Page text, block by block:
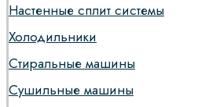
Настенные сплит системы
Холодильники
Стиральные машины
Сушильные машины